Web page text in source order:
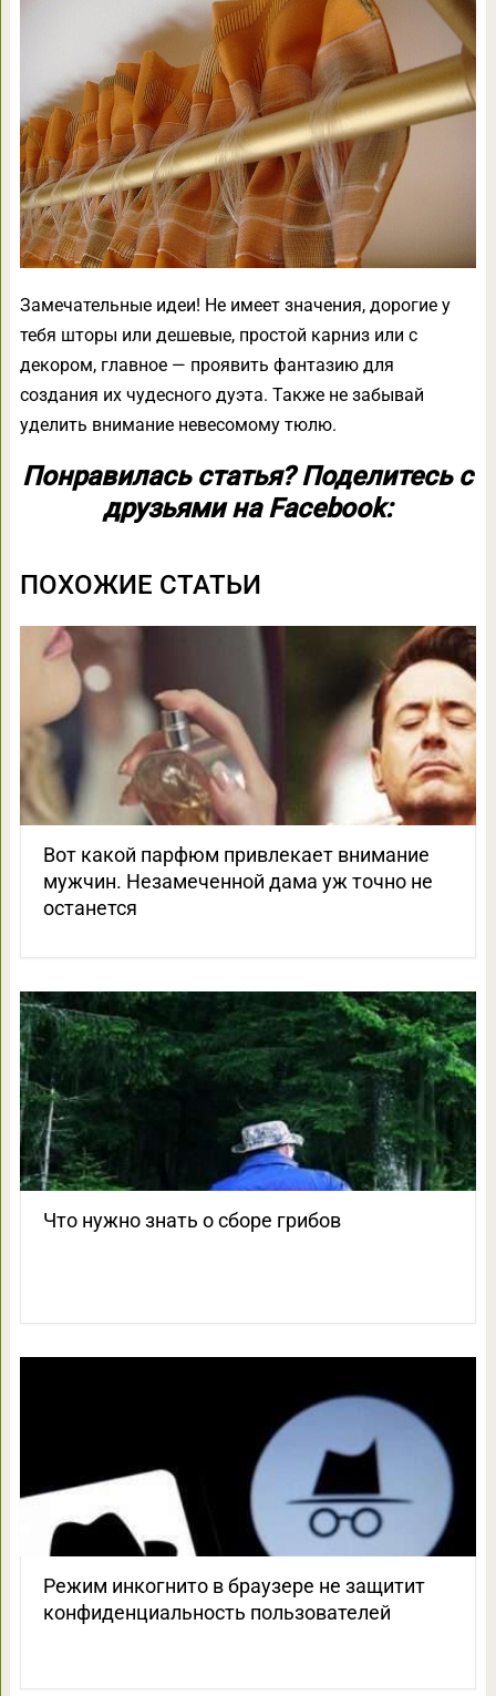
Замечательные идеи! Не имеет значения, дорогие у
тебя шторы или дешевые, простой карниз или с
декором, главное — проявить фантазию для
создания их чудесного дуэта. Также не забывай
уделить внимание невесомому тюлю.
Понравилась статья? Поделитесь с
друзьями на Facebook:
ПОХОЖИЕ СТАТЬИ
Вот какой парфюм привлекает внимание
мужчин. Незамеченной дама уж точно не
останется
Что нужно знать о сборе грибов
Режим инкогнито в браузере не защитит
конфиденциальность пользователей